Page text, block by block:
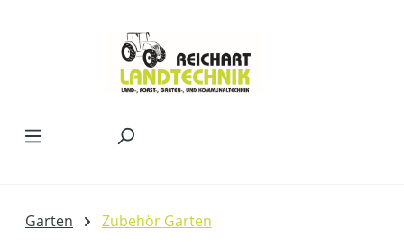
Garten Zubehör Garten